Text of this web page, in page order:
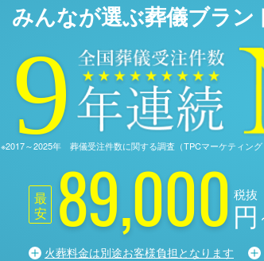
みんなが選ぶ葬儀ブラン
9
※2017～2025年 葬儀受注件数に関する調査（TPCマーケティング
最
安
89,000円
税抜
火葬料金は別途お客様負担となります